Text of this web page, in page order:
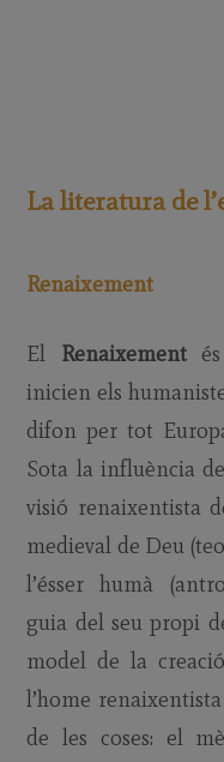
La literatura de
Renaixement
El Renaixementés
inicien els
difon per tot
Sota la influència
visió renaixentista
medieval de Deu
l’ésser humà
guia del seu propi
model de la
l’home
de les coses: el